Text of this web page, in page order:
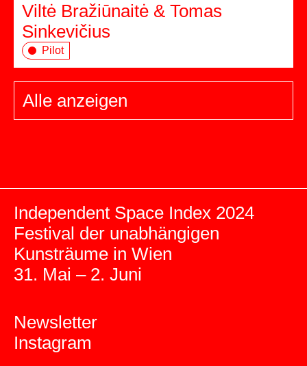
Viltė Bražiūnaitė & Tomas
Sinkevičius
Pilot
Alle anzeigen
Independent Space Index 2024
Festival der unabhängigen
Kunsträume in Wien
31. Mai – 2. Juni
Newsletter
Instagram